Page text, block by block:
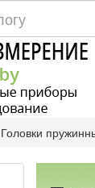
Головки